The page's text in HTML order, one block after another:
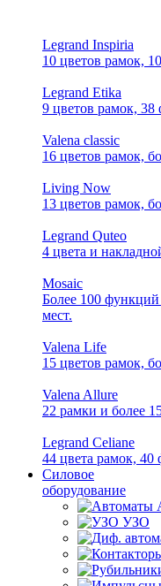
Legrand Inspiria
10 цветов рамок,
Legrand Etika
9 цветов рамок,
Valena classic
16 цветов рамок,
Living Now
13 цветов рамок,
Legrand Quteo
4 цвета и
Mosaic
Более 100
мест.
Valena Life
15 цветов рамок,
Valena Allure
22 рамки и более
Legrand Celiane
44 цвета рамок,
Силовое
оборудование
УЗО